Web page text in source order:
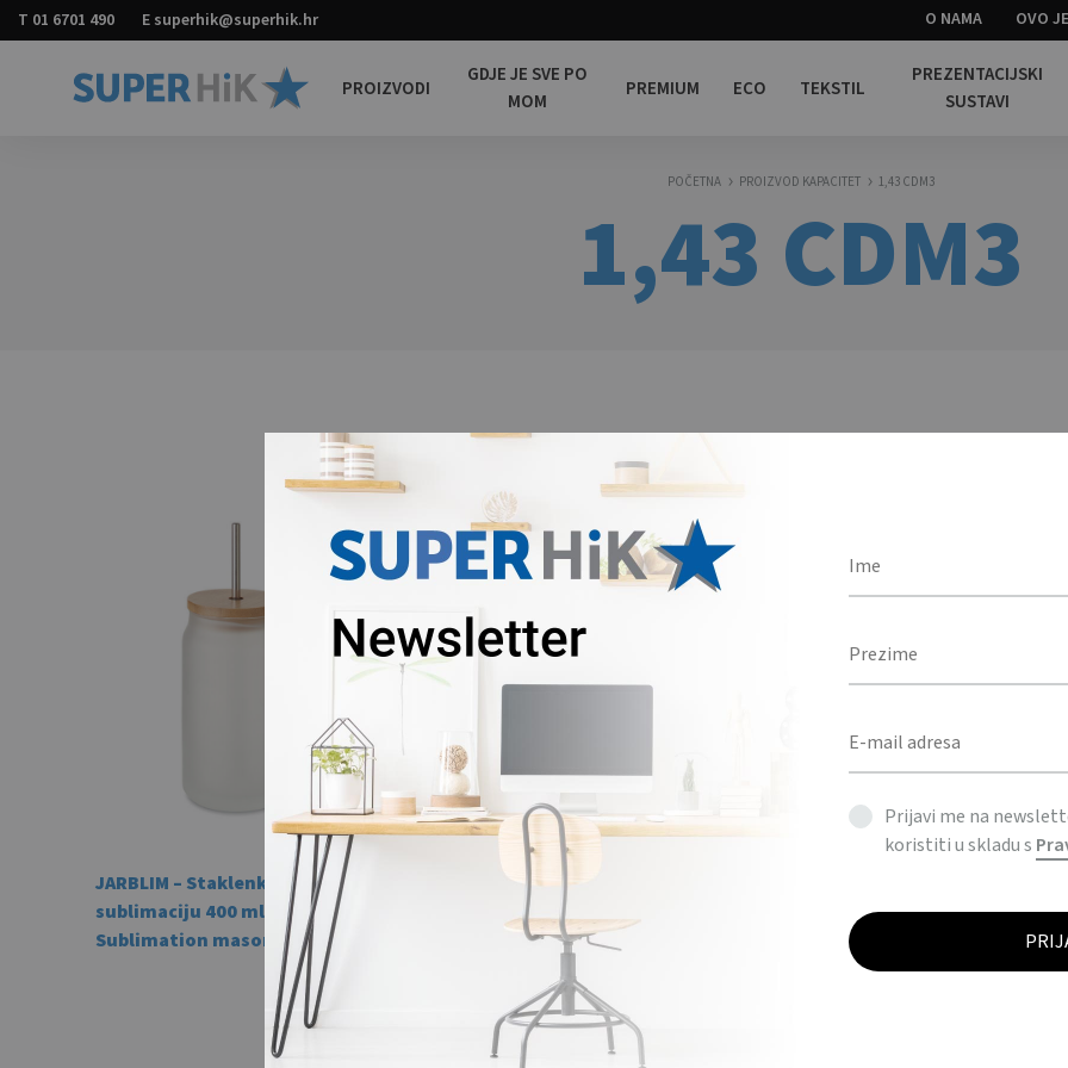
T 01 6701 490 E superhik@superhik.hr O NAMA OVO
PROIZVODI
GDJE JE SVE PO
MOM
PREMIUM ECO TEKSTIL
PREZENTACIJSKI
SUSTAVI
1,43 CDM3
POČETNA PROIZVOD KAPACITET 1,43 CDM3
JARBLIM – Staklenka za
sublimaciju 400 ml /
Sublimation mason jar 400 ml
Prijavi me na
koristiti u skladu s